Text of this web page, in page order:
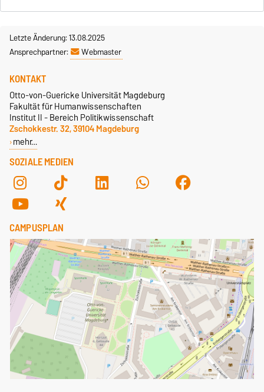
Letzte Änderung: 13.08.2025
Ansprechpartner:
Webmaster
SOZIALE MEDIEN
KONTAKT
Otto-von-Guericke Universität Magdeburg
Fakultät für Humanwissenschaften
Institut II - Bereich Politikwissenschaft
Zschokkestr. 32, 39104 Magdeburg
mehr…
CAMPUSPLAN